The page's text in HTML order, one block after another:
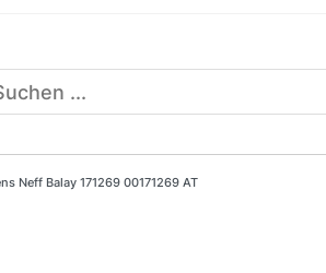
Neff Balay 171269 00171269 AT